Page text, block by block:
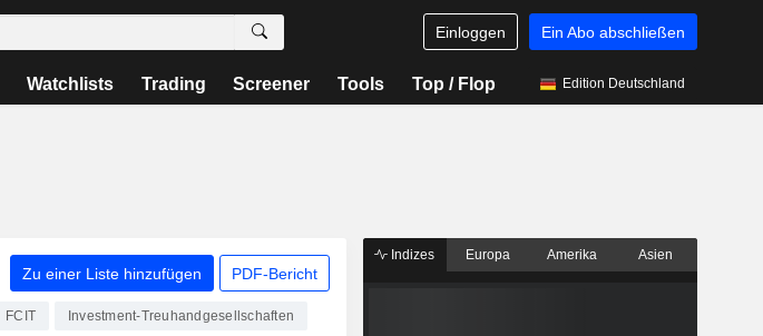
Einloggen Ein Abo abschließen
Watchlists Trading Screener Tools Top / Flop Edition Deutschland
Zu einer Liste hinzufügen PDF-Bericht
FCIT Investment-Treuhandgesellschaften
Indizes Europa Amerika Asien